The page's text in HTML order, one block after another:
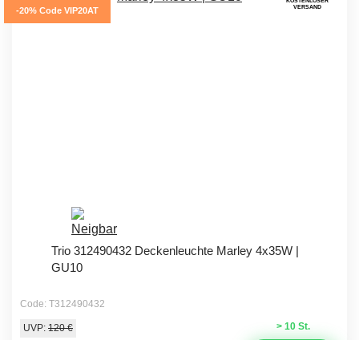
-20% Code VIP20AT
VERSAND
Trio 312490432 Deckenleuchte Marley 4x35W |
GU10
Code: T312490432
> 10 St.
UVP: 120 €